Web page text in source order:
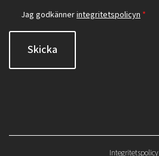
Jag godkännerintegritetspolicyn *
Skicka
Integritetspolicy